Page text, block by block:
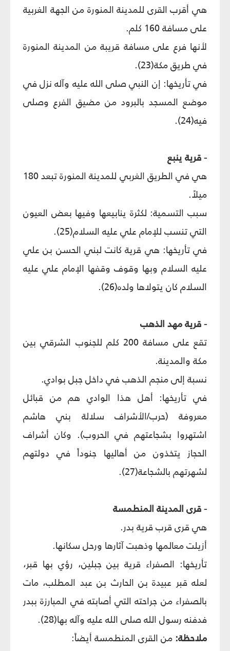
هي أقرب القرى للمدينة المنورة من الجهة الغربية
على مسافة 160 كلم.
لأنها فرع على مسافة قريبة من المدينة المنورة
في طريق مكة(23).
في تأريخها: إن النبي صلى الله عليه وآله نزل في
موضع المسجد بالبرود من مضيق الفرع وصلى
فيه(24).
- قرية ينبع
هي في الطريق الغربي للمدينة المنورة تبعد 180
ميلاً.
سبب التسمية: لكثرة ينابيعها وفيها بعض العيون
التي تنسب للإمام علي عليه السلام(25).
في تأريخها: هي قرية كانت لبني الحسن بن علي
عليه السلام وبها وقوف وقفها الإمام علي عليه
السلام كان يتولاها ولده(26).
- قرية مهد الذهب
تقع على مسافة 200 كلم للجنوب الشرقي بين
مكة والمدينة.
نسبة إلى منجم الذهب في داخل جبل بوادي.
في تأريخها: أهل هذا الوادي هم من قبائل
معروفة (حرب/الأشراف سلالة بني هاشم
اشتهروا بشجاعتهم في الحروب). وكان أشراف
الحجاز يتخذون من أهاليها جنوداً في دولتهم
لشهرتهم بالشجاعة(27).
- قرى المدينة المنطمسة
هي قرى قرب قرية بدر.
أزيلت معالمها وذهبت آثارها ورحل سكانها.
تأريخها: الصفراء قرية بين جبلين، رؤي بها قبر،
لعله قبر عبيدة بن الحارث بن عبد المطلب، مات
بالصفراء من جراحته التي أصابته في المبارزة ببدر
فدفنه رسول الله صلى الله عليه وآله بها(28).
ملاحظة: من القرى المنطمسة أيضاً: